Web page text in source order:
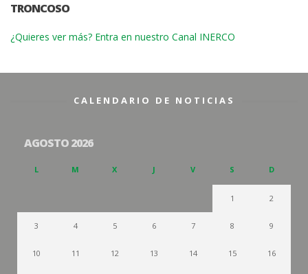
TRONCOSO
¿Quieres ver más? Entra en nuestro Canal INERCO
CALENDARIO DE NOTICIAS
AGOSTO 2026
L M X J V S D
1 2
3 4 5 6 7 8 9
10 11 12 13 14 15 16